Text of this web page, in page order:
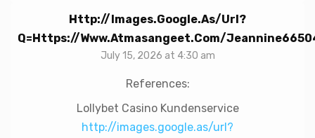
Http://images.google.as/url?
Q=https://www.atmasangeet.com/
July 15, 2026 at 4:30 am
References:
Lollybet Casino Kundenservice
http://images.google.as/url?